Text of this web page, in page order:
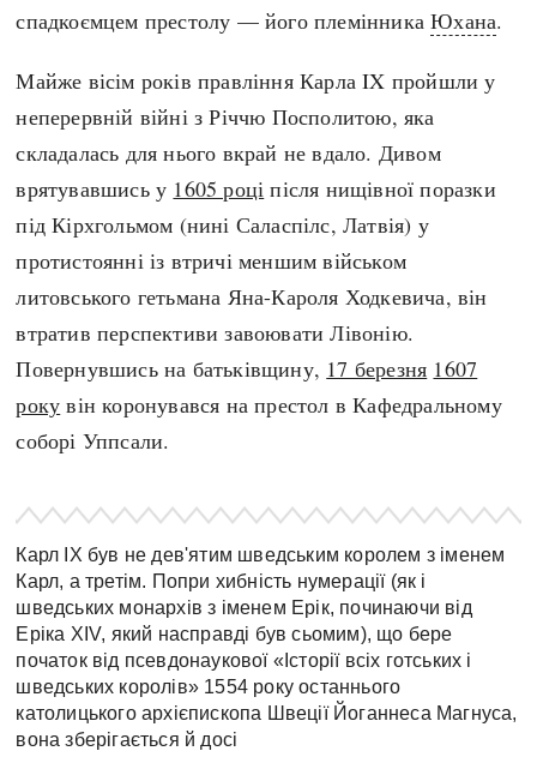
спадкоємцем престолу — його племінникаЮхана.
Майже вісім років правління Карла IX пройшли у
неперервній війні з Річчю Посполитою, яка
складалась для нього вкрай не вдало. Дивом
врятувавшись у 1605 році після нищівної поразки
під Кірхгольмом (нині Саласпілс, Латвія) у
протистоянні із втричі меншим військом
литовського гетьмана Яна-Кароля Ходкевича, він
втратив перспективи завоювати Лівонію.
Повернувшись на батьківщину, 17 березня 1607
року він коронувався на престол в Кафедральному
соборі Уппсали.
Карл IX був не дев'ятим шведським королем з іменем
Карл, а третім. Попри хибність нумерації (як і
шведських монархів з іменем Ерік, починаючи від
Еріка XIV, який насправді був сьомим), що бере
початок від псевдонаукової «Історії всіх готських і
шведських королів» 1554 року останнього
католицького архієпископа Швеції Йоганнеса Магнуса,
вона зберігається й досі